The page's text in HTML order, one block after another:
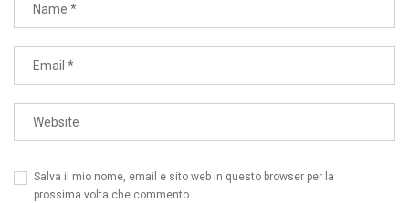
Salva il mio nome, email e sito web in questo browser per la
prossima volta che commento.